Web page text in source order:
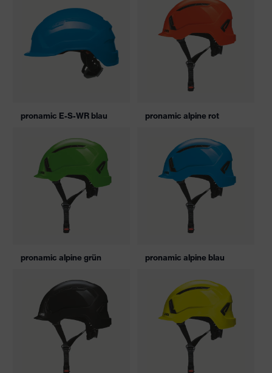
pronamic E-S-WR blau pronamic alpine rot
pronamic alpine grün pronamic alpine blau